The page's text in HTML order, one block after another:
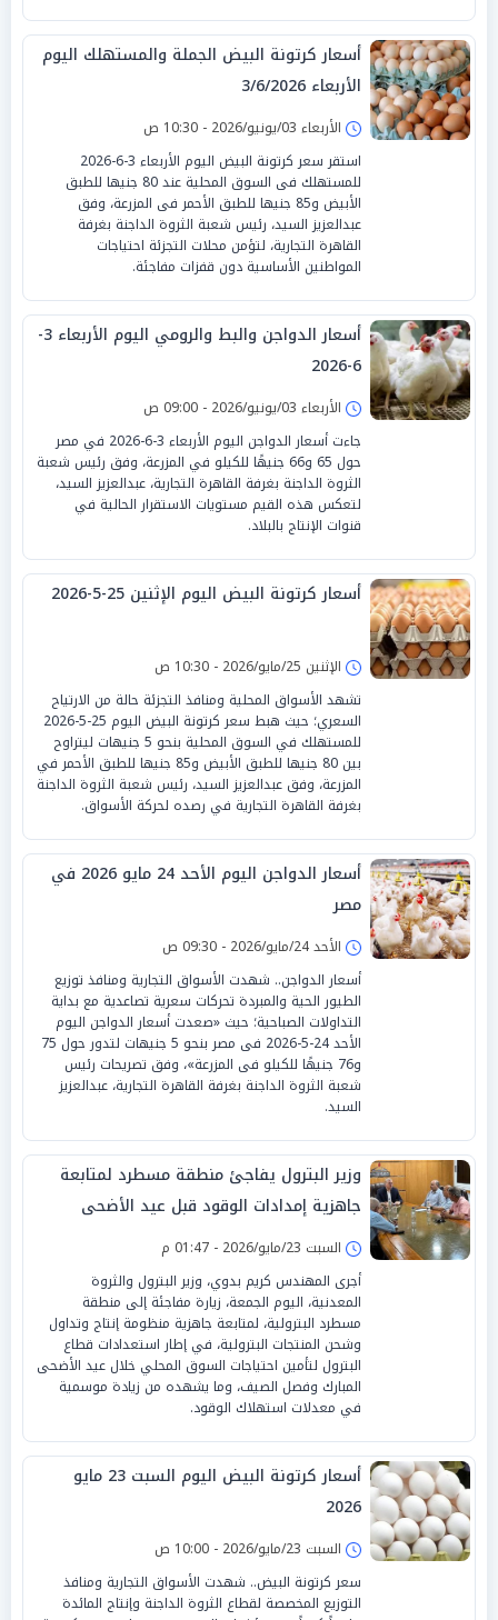
أسعار كرتونة البيض الجملة والمستهلك اليوم
الأربعاء 3/6/2026
الأربعاء 03/يونيو/2026 - 10:30 ص
استقر سعر كرتونة البيض اليوم الأربعاء 3-6-2026
للمستهلك فى السوق المحلية عند 80 جنيها للطبق
الأبيض و85 جنيها للطبق الأحمر فى المزرعة، وفق
عبدالعزيز السيد، رئيس شعبة الثروة الداجنة بغرفة
القاهرة التجارية، لتؤمن محلات التجزئة احتياجات
المواطنين الأساسية دون قفزات مفاجئة.
أسعار الدواجن والبط والرومي اليوم الأربعاء 3-
6-2026
الأربعاء 03/يونيو/2026 - 09:00 ص
جاءت أسعار الدواجن اليوم الأربعاء 3-6-2026 في مصر
حول 65 و66 جنيهًا للكيلو في المزرعة، وفق رئيس شعبة
الثروة الداجنة بغرفة القاهرة التجارية، عبدالعزيز السيد،
لتعكس هذه القيم مستويات الاستقرار الحالية في
قنوات الإنتاج بالبلاد.
أسعار كرتونة البيض اليوم الإثنين 25-5-2026
الإثنين 25/مايو/2026 - 10:30 ص
تشهد الأسواق المحلية ومنافذ التجزئة حالة من الارتياح
السعري؛ حيث هبط سعر كرتونة البيض اليوم 25-5-2026
للمستهلك في السوق المحلية بنحو 5 جنيهات ليتراوح
بين 80 جنيها للطبق الأبيض و85 جنيها للطبق الأحمر في
المزرعة، وفق عبدالعزيز السيد، رئيس شعبة الثروة الداجنة
بغرفة القاهرة التجارية في رصده لحركة الأسواق.
أسعار الدواجن اليوم الأحد 24 مايو 2026 في
مصر
الأحد 24/مايو/2026 - 09:30 ص
أسعار الدواجن.. شهدت الأسواق التجارية ومنافذ توزيع
الطيور الحية والمبردة تحركات سعرية تصاعدية مع بداية
التداولات الصباحية؛ حيث «صعدت أسعار الدواجن اليوم
الأحد 24-5-2026 فى مصر بنحو 5 جنيهات لتدور حول 75
و76 جنيهًا للكيلو فى المزرعة»، وفق تصريحات رئيس
شعبة الثروة الداجنة بغرفة القاهرة التجارية، عبدالعزيز
السيد.
وزير البترول يفاجئ منطقة مسطرد لمتابعة
جاهزية إمدادات الوقود قبل عيد الأضحى
السبت 23/مايو/2026 - 01:47 م
أجرى المهندس كريم بدوي، وزير البترول والثروة
المعدنية، اليوم الجمعة، زيارة مفاجئة إلى منطقة
مسطرد البترولية، لمتابعة جاهزية منظومة إنتاج وتداول
وشحن المنتجات البترولية، في إطار استعدادات قطاع
البترول لتأمين احتياجات السوق المحلي خلال عيد الأضحى
المبارك وفصل الصيف، وما يشهده من زيادة موسمية
في معدلات استهلاك الوقود.
أسعار كرتونة البيض اليوم السبت 23 مايو
2026
السبت 23/مايو/2026 - 10:00 ص
سعر كرتونة البيض.. شهدت الأسواق التجارية ومنافذ
التوزيع المخصصة لقطاع الثروة الداجنة وإنتاج المائدة